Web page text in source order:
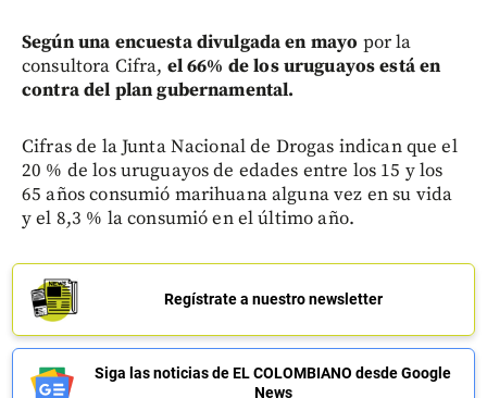
Según una encuesta divulgada en mayo por la
consultora Cifra, el 66% de los uruguayos está en
contra del plan gubernamental.
Cifras de la Junta Nacional de Drogas indican que el
20 % de los uruguayos de edades entre los 15 y los
65 años consumió marihuana alguna vez en su vida
y el 8,3 % la consumió en el último año.
Regístrate a nuestro newsletter
Siga las noticias de EL COLOMBIANO desde Google
News